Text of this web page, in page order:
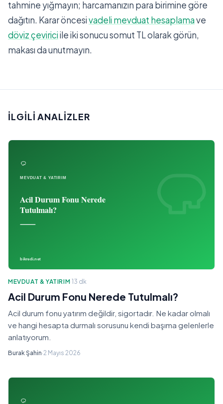
tahmine yığmayın; harcamanızın para birimine göre
dağıtın. Karar öncesivadeli mevduat hesaplamave
döviz çeviriciile iki sonucu somut TL olarak görün,
makası da unutmayın.
İLGILI ANALIZLER
MEVDUAT & YATIRIM·13 dk
Acil Durum Fonu Nerede Tutulmalı?
Acil durum fonu yatırım değildir, sigortadır. Ne kadar olmalı
ve hangi hesapta durmalı sorusunu kendi başıma gelenlerle
anlatıyorum.
Burak Şahin·2 Mayıs 2026